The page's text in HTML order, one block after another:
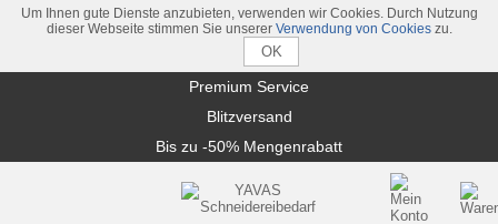
Um Ihnen gute Dienste anzubieten, verwenden wir Cookies. Durch Nutzung
dieser Webseite stimmen Sie unserer Verwendung von Cookieszu.
Premium Service
Blitzversand
Bis zu -50% Mengenrabatt